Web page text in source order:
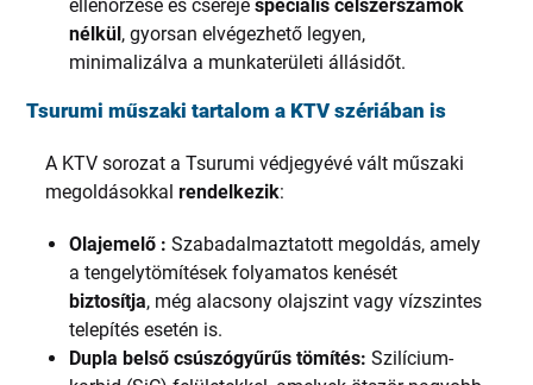
ellenőrzése és cseréjespeciális célszerszámok
nélkül , gyorsan elvégezhető legyen,
minimalizálva a munkaterületi állásidőt.
Tsurumi műszaki tartalom a KTV szériában is
A KTV sorozat a Tsurumi védjegyévé vált műszaki
megoldásokkalrendelkezik:
Olajemelő : Szabadalmaztatott megoldás, amely
a tengelytömítések folyamatos kenését
biztosítja, még alacsony olajszint vagy vízszintes
telepítés esetén is.
Dupla belső csúszógyűrűs tömítés: Szilícium-